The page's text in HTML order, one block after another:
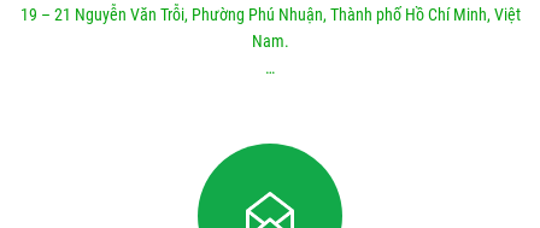
19 – 21 Nguyễn Văn Trỗi, Phường Phú Nhuận, Thành phố Hồ Chí Minh, Việt
Nam.
…